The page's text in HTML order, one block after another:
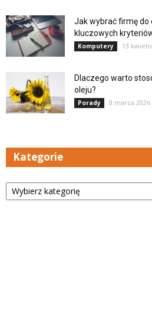
Jak wybrać firmę do
kluczowych
Komputery 13
Dlaczego warto
oleju?
Porady 8 marca 2026
Kategorie
Kategorie